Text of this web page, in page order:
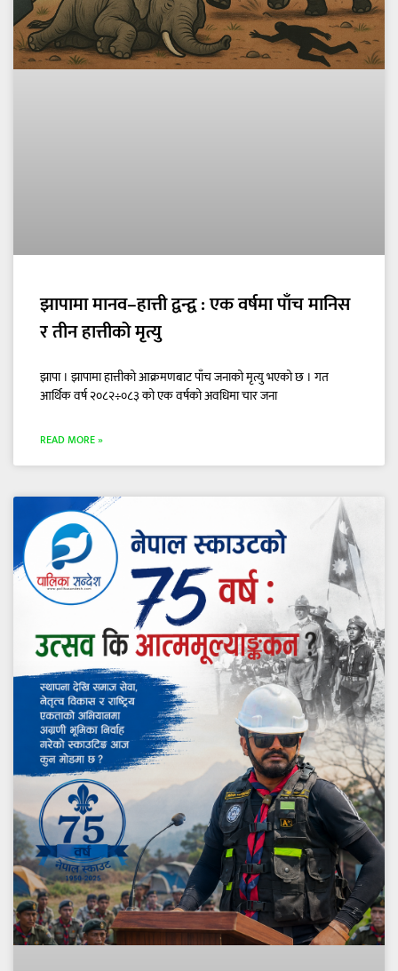
झापामा मानव–हात्ती द्वन्द्व : एक वर्षमा पाँच मानिस
र तीन हात्तीको मृत्यु
झापा । झापामा हात्तीको आक्रमणबाट पाँच जनाको मृत्यु भएको छ । गत
आर्थिक वर्ष २०८२÷०८३ को एक वर्षको अवधिमा चार जना
READ MORE »